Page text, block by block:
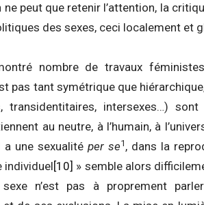
ne peut que retenir l’attention, la
des sexes, ceci localement et
nombre de travaux
pas tant symétrique que
transidentitaires, intersexes…)
au neutre, à l’humain, à
a une sexualité per se1 , dans la
individuel[10] » semble alors
sexe n’est pas à proprement